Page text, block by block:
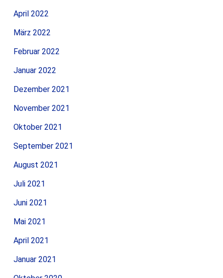
April 2022
März 2022
Februar 2022
Januar 2022
Dezember 2021
November 2021
Oktober 2021
September 2021
August 2021
Juli 2021
Juni 2021
Mai 2021
April 2021
Januar 2021